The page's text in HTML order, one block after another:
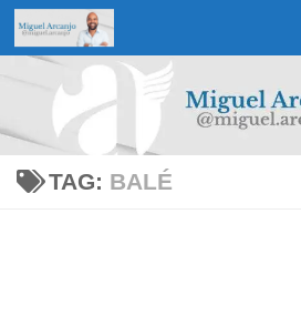
Skip to content
TAG: BALÉ